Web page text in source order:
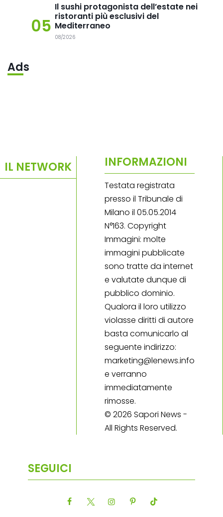
05
Il sushi protagonista dell’estate nei
ristoranti più esclusivi del
Mediterraneo
08/2026
Ads
IL NETWORK INFORMAZIONI
Testata registrata
presso il Tribunale di
Milano il 05.05.2014
N°163. Copyright
Immagini: molte
immagini pubblicate
sono tratte da internet
e valutate dunque di
pubblico dominio.
Qualora il loro utilizzo
violasse diritti di autore
basta comunicarlo al
seguente indirizzo:
marketing@lenews.info
e verranno
immediatamente
rimosse.
© 2026 Sapori News -
All Rights Reserved.
SEGUICI